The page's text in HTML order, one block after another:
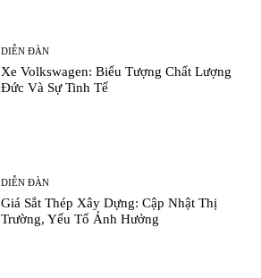
DIỄN ĐÀN
Xe Volkswagen: Biểu Tượng Chất Lượng
Đức Và Sự Tinh Tế
DIỄN ĐÀN
Giá Sắt Thép Xây Dựng: Cập Nhật Thị
Trường, Yếu Tố Ảnh Hưởng